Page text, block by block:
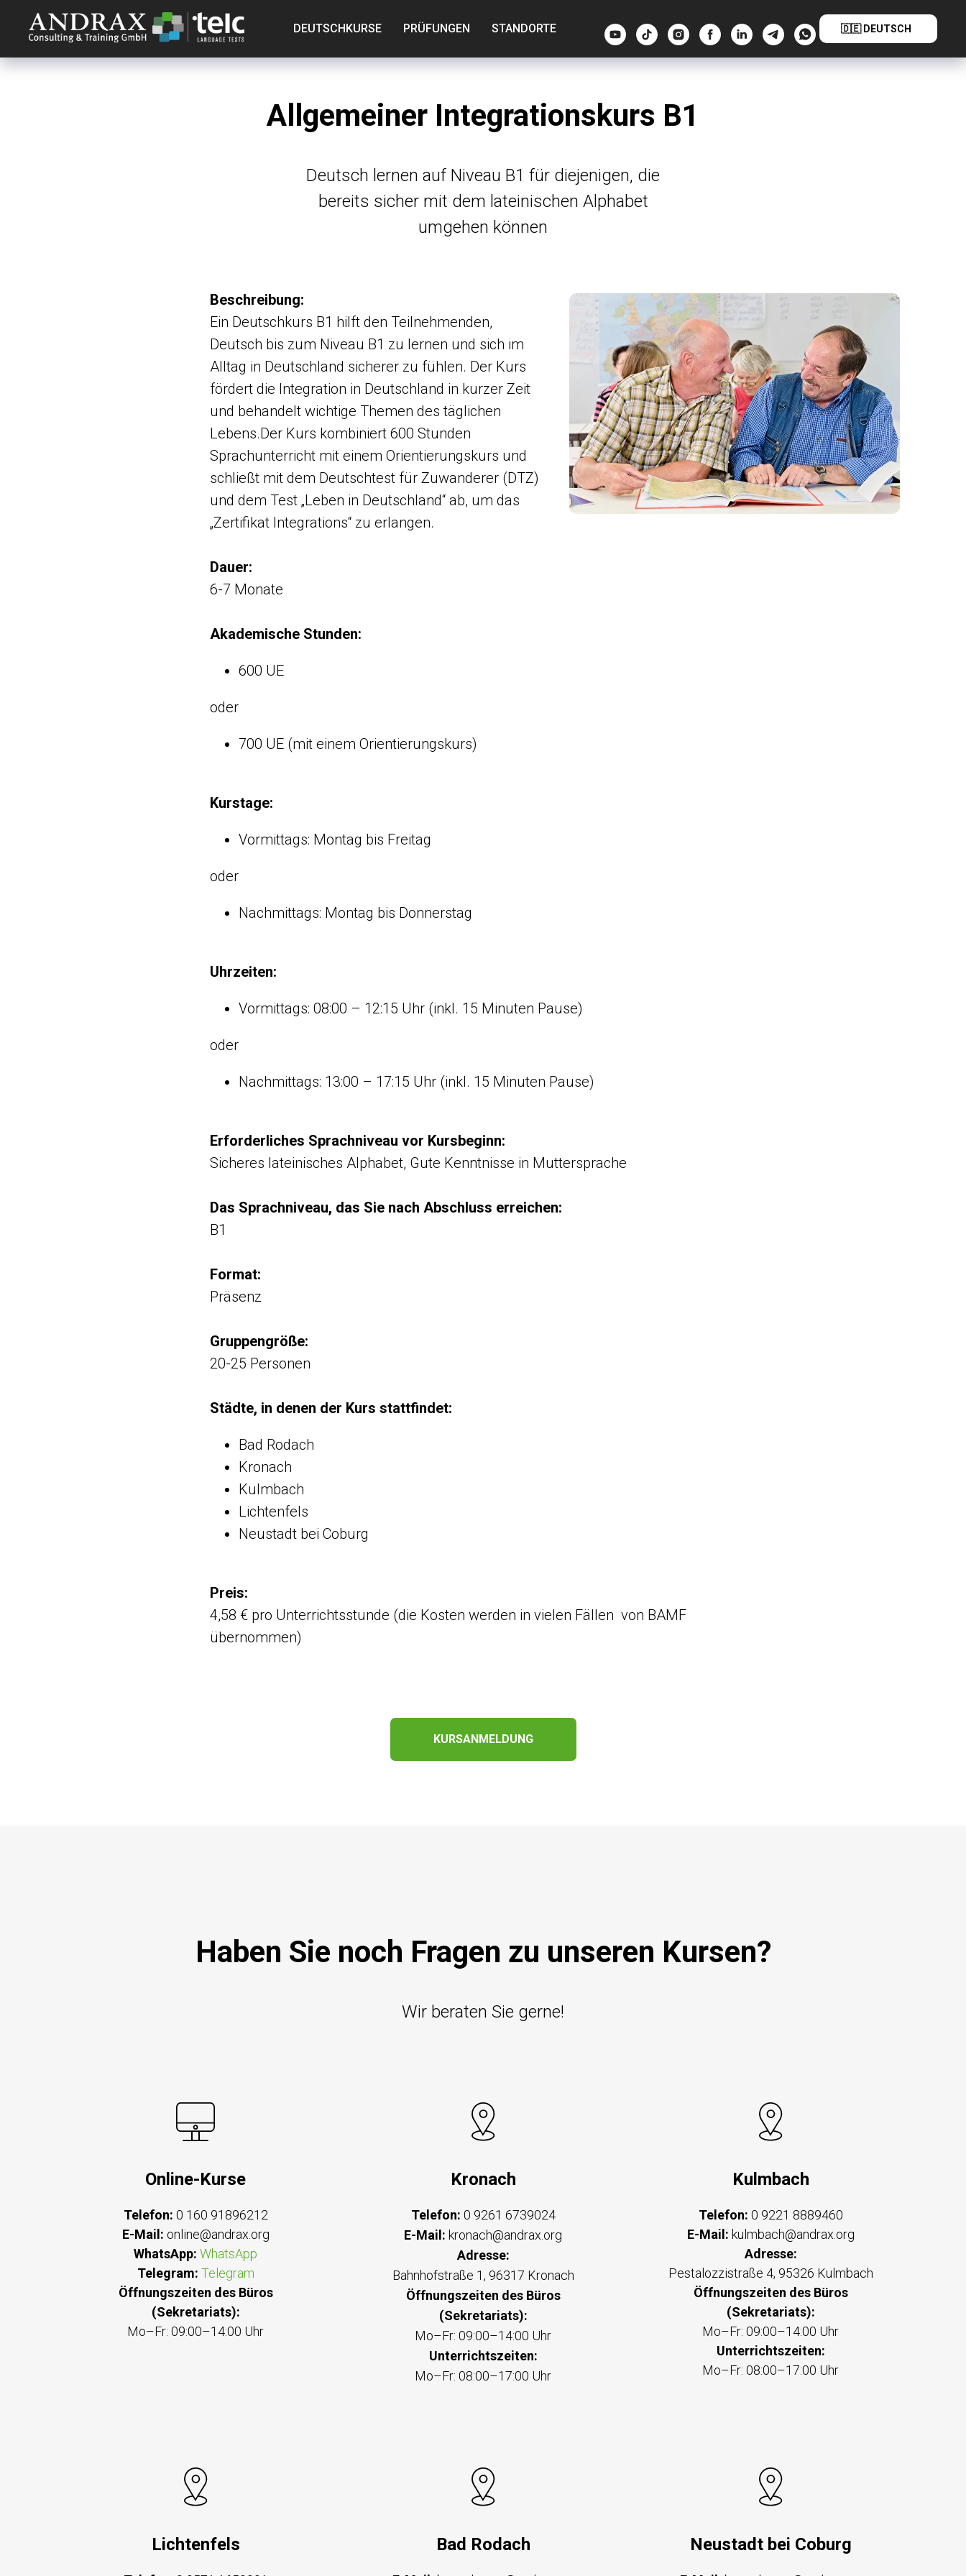
DEUTSCHKURSE PRÜFUNGEN STANDORTE 🇩🇪 DEUTSCH
Allgemeiner Integrationskurs B1
Deutsch lernen auf Niveau B1 für diejenigen, die
bereits sicher mit dem lateinischen Alphabet
umgehen können
Beschreibung:
Ein Deutschkurs B1 hilft den Teilnehmenden,
Deutsch bis zum Niveau B1 zu lernen und sich im
Alltag in Deutschland sicherer zu fühlen. Der Kurs
fördert die Integration in Deutschland in kurzer Zeit
und behandelt wichtige Themen des täglichen
Lebens.Der Kurs kombiniert 600 Stunden
Sprachunterricht mit einem Orientierungskurs und
schließt mit dem Deutschtest für Zuwanderer (DTZ)
und dem Test „Leben in Deutschland“ ab, um das
„Zertifikat Integrations“ zu erlangen.
Dauer:
6-7 Monate
Akademische Stunden:
600 UE
oder
700 UE (mit einem Orientierungskurs)
Kurstage:
Vormittags: Montag bis Freitag
oder
Nachmittags: Montag bis Donnerstag
Uhrzeiten:
Vormittags: 08:00 – 12:15 Uhr (inkl. 15 Minuten Pause)
oder
Nachmittags: 13:00 – 17:15 Uhr (inkl. 15 Minuten Pause)
Erforderliches Sprachniveau vor Kursbeginn:
Sicheres lateinisches Alphabet, Gute Kenntnisse in Muttersprache
Das Sprachniveau, das Sie nach Abschluss erreichen:
B1
Format:
Präsenz
Gruppengröße:
20-25 Personen
Städte, in denen der Kurs stattfindet:
Bad Rodach
Kronach
Kulmbach
Lichtenfels
Neustadt bei Coburg
Preis:
4,58 € pro Unterrichtsstunde (die Kosten werden in vielen Fällen von BAMF
übernommen)
KURSANMELDUNG
Haben Sie noch Fragen zu unseren Kursen?
Wir beraten Sie gerne!
Online-Kurse
Telefon: 0 160 91896212
E-Mail: online@andrax.org
WhatsApp: WhatsApp
Telegram: Telegram
Öffnungszeiten des Büros
(Sekretariats):
Mo–Fr: 09:00–14:00 Uhr
Kronach
Telefon: 0 9261 6739024
E-Mail: kronach@andrax.org
Adresse:
Bahnhofstraße 1, 96317 Kronach
Öffnungszeiten des Büros
(Sekretariats):
Mo–Fr: 09:00–14:00 Uhr
Unterrichtszeiten:
Mo–Fr: 08:00–17:00 Uhr
Kulmbach
Telefon: 0 9221 8889460
E-Mail: kulmbach@andrax.org
Adresse:
Pestalozzistraße 4, 95326 Kulmbach
Öffnungszeiten des Büros
(Sekretariats):
Mo–Fr: 09:00–14:00 Uhr
Unterrichtszeiten:
Mo–Fr: 08:00–17:00 Uhr
Lichtenfels Bad Rodach Neustadt bei Coburg